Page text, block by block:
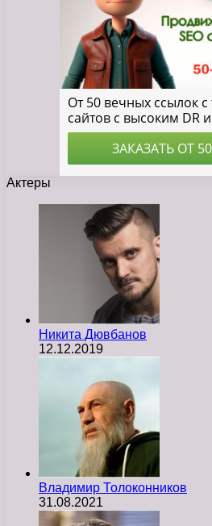
Актеры
Никита Дювбанов
12.12.2019
Владимир Толоконников
31.08.2021